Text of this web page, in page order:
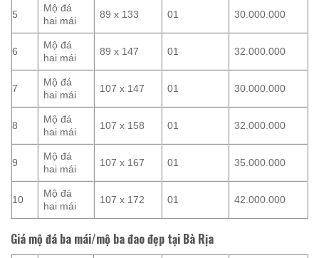
5
Mộ đá
hai mái
89 x 133 01 30.000.000
6
Mộ đá
hai mái
89 x 147 01 32.000.000
7
Mộ đá
hai mái
107 x 147 01 30.000.000
8
Mộ đá
hai mái
107 x 158 01 32.000.000
9
Mộ đá
hai mái
107 x 167 01 35.000.000
10
Mộ đá
hai mái
107 x 172 01 42.000.000
Giá mộ đá ba mái/mộ ba đao đẹp tại Bà Rịa